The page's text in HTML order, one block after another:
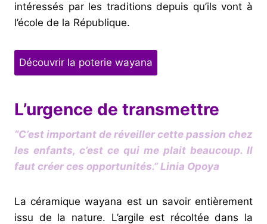
intéressés par les traditions depuis qu’ils vont à
l’école de la République.
Découvrir la poterie wayana
L’urgence de transmettre
“C’est important de réveiller cette passion chez
les enfants, c’est ce qui me plait beaucoup. Il
faut créer ces opportunités.”Linia Opoya
La céramique wayana est un savoir entièrement
issu de la nature. L’argile est récoltée dans la